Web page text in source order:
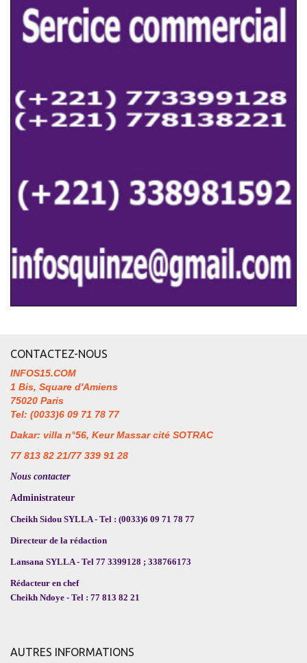
CONTACTEZ-NOUS
INFOS15.COM
1 Bis, Square d'Amiens
75020 Paris
Tel: (0033)6 09 71 78 77
Dakar: villa n°56, Keur Massar cité SOTRAC
77 813 82 21/77 339 91 28
Nous contacter
Administrateur
Cheikh Sidou SYLLA - Tel : (0033)6 09 71 78 77
Directeur de la rédaction
Lansana SYLLA - Tel 77 3399128 ; 338766173
Rédacteur en chef
Cheikh Ndoye - Tel : 77 813 82 21
AUTRES INFORMATIONS